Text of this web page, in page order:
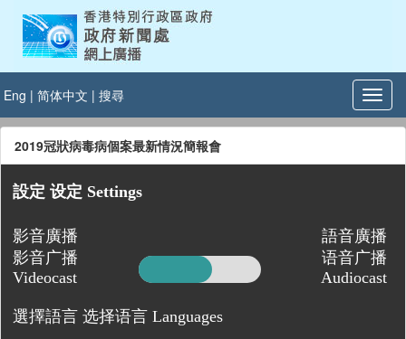
Eng | 简体中文 | 搜尋
2019冠狀病毒病個案最新情況簡報會